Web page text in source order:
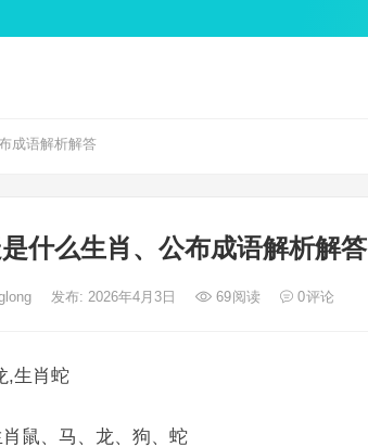
成语解析解答
什么生肖、公布成语解析解答
发布: 2026年4月3日 69阅读 0评论
,生肖蛇
鼠、马、龙、狗、蛇